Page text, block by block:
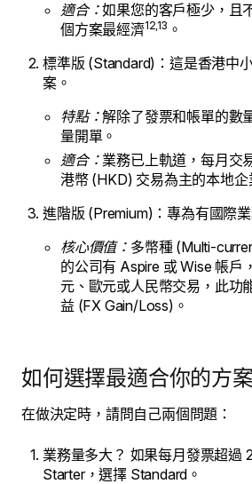
適合：如果您的客戶極少，且
個方案最經濟12,13 。
標準版 (Standard)：這是香港中
案。
特點：解除了發票和帳單的數
量開單。
適合： 業務已上軌道，每月交
港幣 (HKD) 交易為主的本地企
進階版 (Premium)：專為有國際
核心價值： 多幣種 (Multi-
的公司有 Aspire 或 Wise 帳戶
元、歐元或人民幣交易，此功
益 (FX Gain/Loss)。
如何選擇最適合你的方
在做決定時，請問自己兩個問題：
業務量多大？ 如果每月發票超過
Starter，選擇 Standard。